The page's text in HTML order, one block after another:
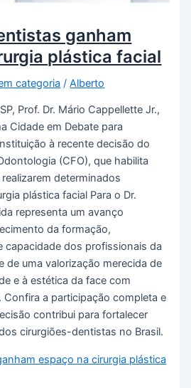
ganham
plástica facial
categoria /Alberto
Prof. Dr. Mário Cappellette Jr.,
Cidade em Debate para
à recente decisão do
(CFO), que habilita
determinados
plástica facial Para o Dr.
representa um avanço
da formação,
capacidade dos profissionais da
de uma valorização merecida de
e à estética da face com
Confira a participação completa e
contribui para fortalecer
cirurgiões-dentistas no Brasil.
espaço na cirurgia plástica